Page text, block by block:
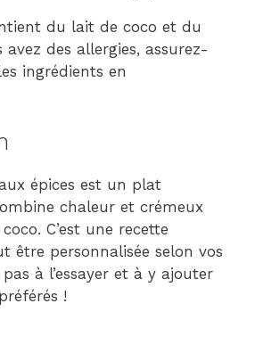
du lait de coco et du
des allergies, assurez-
ingrédients en
épices est un plat
chaleur et crémeux
C’est une recette
être personnalisée selon vos
à l’essayer et à y ajouter
!